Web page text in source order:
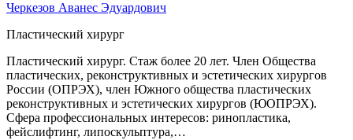
Черкезов Аванес Эдуардович
Пластический хирург
Пластический хирург. Стаж более 20 лет. Член Общества
пластических, реконструктивных и эстетических хирургов
России (ОПРЭХ), член Южного общества пластических
реконструктивных и эстетических хирургов (ЮОПРЭХ).
Сфера профессиональных интересов: ринопластика,
фейслифтинг, липоскульптура,…